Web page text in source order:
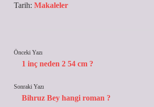
Tarih: Makaleler
Önceki Yazı
1 inç neden 2 54 cm ?
Sonraki Yazı
Bihruz Bey hangi roman ?